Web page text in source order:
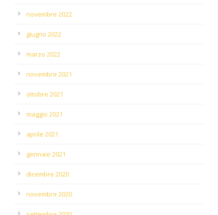
novembre 2022
giugno 2022
marzo 2022
novembre 2021
ottobre 2021
maggio 2021
aprile 2021
gennaio 2021
dicembre 2020
novembre 2020